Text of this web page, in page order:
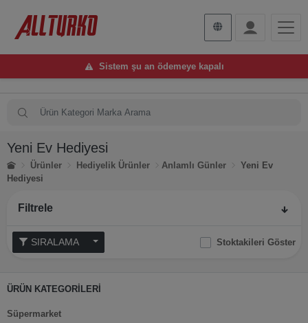
Sistem şu an ödemeye kapalı
Yeni Ev Hediyesi
Ürünler Hediyelik Ürünler Anlamlı Günler
Yeni Ev
Hediyesi
Filtrele
Stoktakileri Göster
ÜRÜN KATEGORİLERİ
Süpermarket